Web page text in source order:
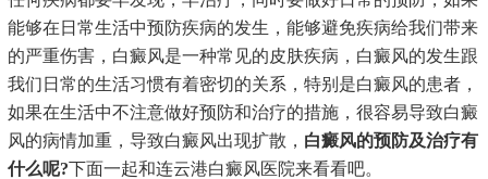
能够在日常生活中预防疾病的发生，能够避免疾病给我们带来
的严重伤害，白癜风是一种常见的皮肤疾病，白癜风的发生跟
我们日常的生活习惯有着密切的关系，特别是白癜风的患者，
如果在生活中不注意做好预防和治疗的措施，很容易导致白癜
风的病情加重，导致白癜风出现扩散， 白癜风的预防及治疗有
什么呢?下面一起和连云港白癜风医院来看看吧。